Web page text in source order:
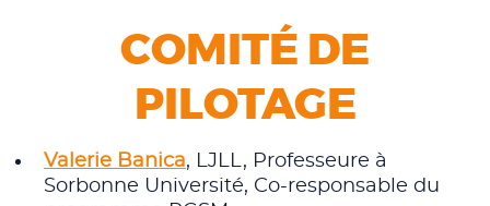
COMITÉ DE
PILOTAGE
Valerie Banica, LJLL, Professeure à
Sorbonne Université, Co-responsable du